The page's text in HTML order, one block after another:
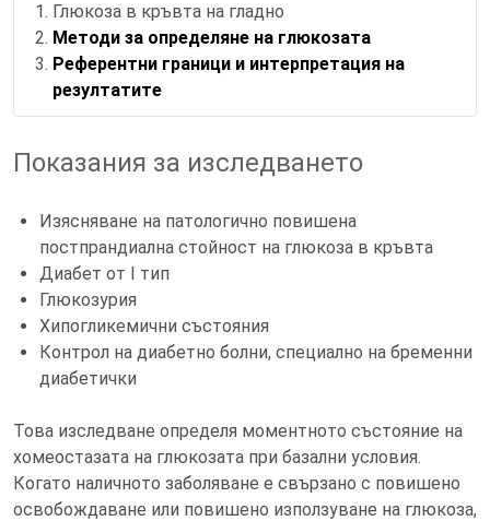
Глюкоза в кръвта на гладно
Методи за определяне на глюкозата
Референтни граници и интерпретация на
резултатите
Показания за изследването
Изясняване на патологично повишена
постпрандиална стойност на глюкоза в кръвта
Диабет от I тип
Глюкозурия
Хипогликемични състояния
Контрол на диабетно болни, специално на бременни
диабетички
Това изследване определя моментното състояние на
хомеостазата на глюкозата при базални условия.
Когато наличното заболяване е свързано с повишено
освобождаване или повишено използуване на глюкоза,